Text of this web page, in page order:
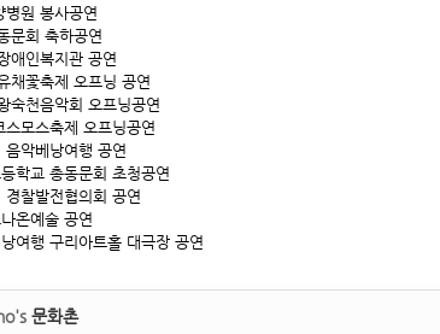
원 봉사공연
문회 축하공연
애인복지관 공연
채꽃축제 오프닝 공연
천음악회 오프닝공연
모스축제 오프닝공연
악베낭여행 공연
학교 총동문회 초청공연
찰발전협의회 공연
온예술 공연
여행 구리아트홀 대극장 공연
문화촌